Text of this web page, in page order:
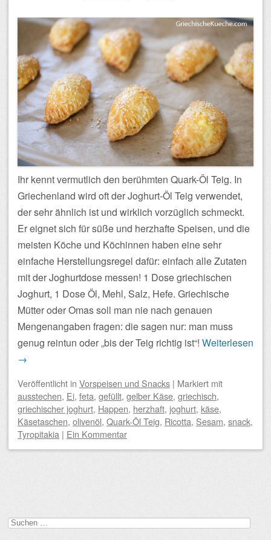
Ihr kennt vermutlich den berühmten Quark-Öl Teig. In
Griechenland wird oft der Joghurt-Öl Teig verwendet,
der sehr ähnlich ist und wirklich vorzüglich schmeckt.
Er eignet sich für süße und herzhafte Speisen, und die
meisten Köche und Köchinnen haben eine sehr
einfache Herstellungsregel dafür: einfach alle Zutaten
mit der Joghurtdose messen! 1 Dose griechischen
Joghurt, 1 Dose Öl, Mehl, Salz, Hefe. Griechische
Mütter oder Omas soll man nie nach genauen
Mengenangaben fragen: die sagen nur: man muss
genug reintun oder „bis der Teig richtig ist“! Weiterlesen
→
Veröffentlicht in Vorspeisen und Snacks | Markiert mit
ausstechen, Ei, feta, gefüllt, gelber Käse, griechisch,
griechischer joghurt, Happen, herzhaft, joghurt, käse,
Käsetaschen, olivenöl, Quark-Öl Teig, Ricotta, Sesam, snack,
Tyropitakia | Ein Kommentar
Suchen
nach: